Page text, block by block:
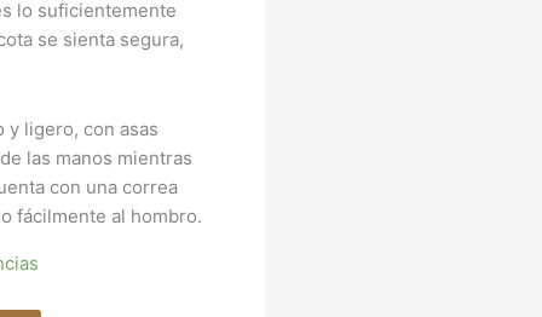
lo suficientemente
se sienta segura,
y ligero, con asas
las manos mientras
con una correa
fácilmente al hombro.